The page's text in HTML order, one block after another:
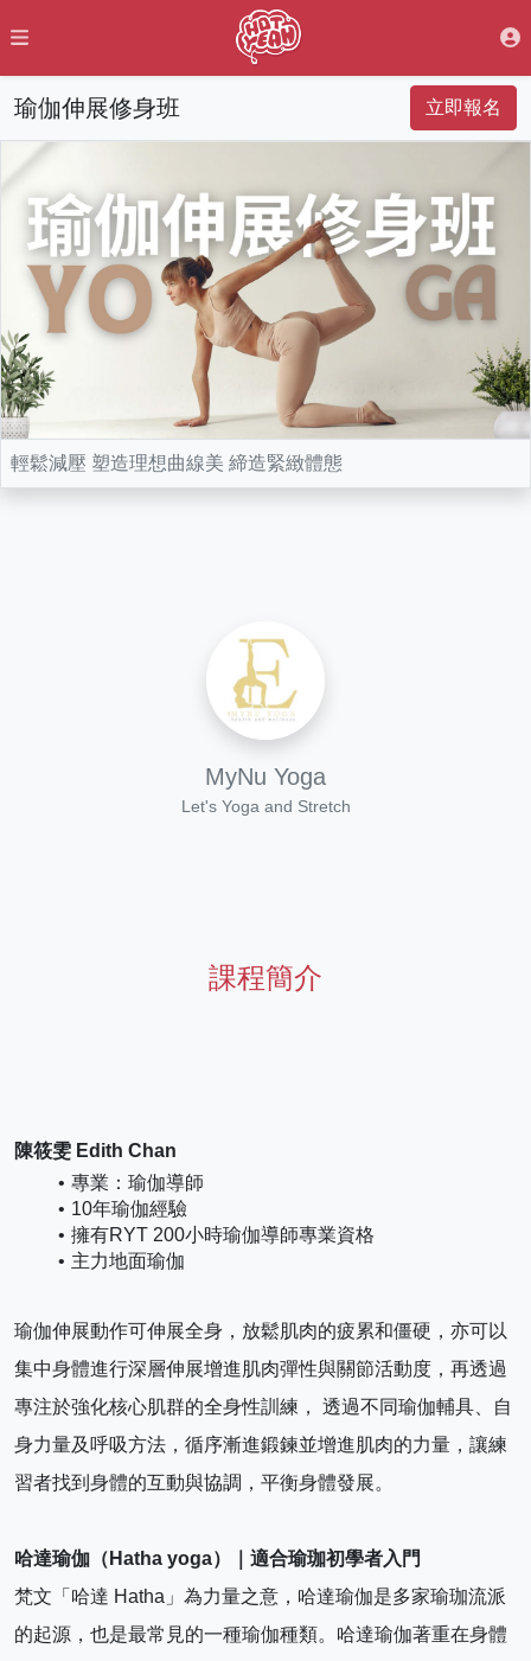
瑜伽伸展修身班 立即報名
輕鬆減壓 塑造理想曲線美 締造緊緻體態
MyNu Yoga
Let's Yoga and Stretch
課程簡介
陳筱雯 Edith Chan
專業：瑜伽導師
10年瑜伽經驗
擁有RYT 200小時瑜伽導師專業資格
主力地面瑜伽
瑜伽伸展動作可伸展全身，放鬆肌肉的疲累和僵硬，亦可以
集中身體進行深層伸展增進肌肉彈性與關節活動度，再透過
專注於強化核心肌群的全身性訓練， 透過不同瑜伽輔具、自
身力量及呼吸方法，循序漸進鍛鍊並增進肌肉的力量，讓練
習者找到身體的互動與協調，平衡身體發展。
哈達瑜伽（Hatha yoga）｜適合瑜珈初學者入門
梵文「哈達 Hatha」為力量之意，哈達瑜伽是多家瑜珈流派
的起源，也是最常見的一種瑜伽種類。哈達瑜伽著重在身體